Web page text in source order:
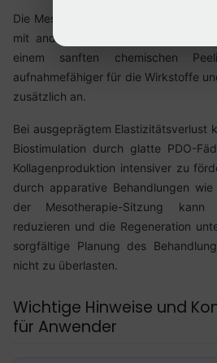
Die Mesotherapie an Hals, Dekolleté
mit anderen Verfahren
einem sanften chemischen
aufnahmefähiger für die Wirkstoffe
zusätzlich an.
Bei ausgeprägtem Elastizitätsverlust
Biostimulation durch glatte PDO-
Kollagenproduktion intensiver zu
durch apparative Behandlungen wie
der Mesotherapie-Sitzung kann
reduzieren und die Regeneration
sorgfältige Planung des
nicht zu überlasten.
Wichtige Hinweise und
für Anwender